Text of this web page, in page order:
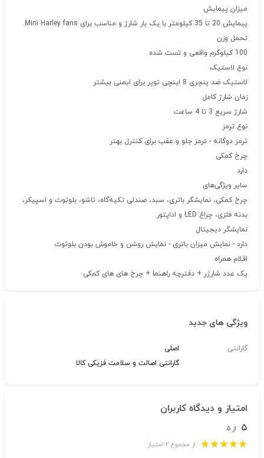
میزان پیمایش
پیمایش 20 تا 35 کیلومتر با یک بار شارژ و مناسب برای Mini Harley fans.
تحمل وزن
100 کیلوگرم واقعی و تست شده
نوع لاستیک
لاستیک ضد پنچری 8 اینچی توپر برای ایمنی بیشتر
زمان شارژ کامل
شارژ سریع 3 تا 4 ساعت
نوع ترمز
ترمز دوگانه - ترمز جلو و عقب برای کنترل بهتر
چرخ کمکی
دارد
سایر ویژگی‌های
چرخ کمکی، نمایشگر باتری، سبد، صندلی تکیه‌گاه، تاشو، بلوتوث و اسپیکر،
بدنه فلزی، چراغ LED و اداپتور
نمایشگر دیجیتال
دارد - نمایش میزان باتری - نمایش روشن و خاموش بودن بلوتوث
اقلام همراه
یک عدد شارژر + دفترچه راهنما + چرخ های های کمکی
ویژگی های جدید
گارانتی
اصلی
گارانتی اصالت و سلامت فزیکی کالا
امتیاز و دیدگاه کاربران
۵
از ۵
از مجموع ۲ امتیاز